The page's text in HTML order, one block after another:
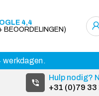
4,4
BEOORDELINGEN)
Hulp nodig?
+31 (0)79 33